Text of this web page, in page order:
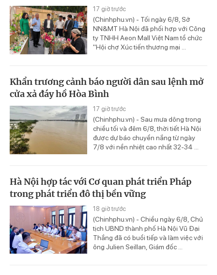
17 giờ trước
(Chinhphu.vn) - Tối ngày 6/8, Sở
NN&MT Hà Nội đã phối hợp với Công
ty TNHH Aeon Mall Việt Nam tổ chức
"Hội chợ Xúc tiến thương mại ...
Khẩn trương cảnh báo người dân sau lệnh mở
cửa xả đáy hồ Hòa Bình
17 giờ trước
(Chinhphu.vn) - Sau mưa dông trong
chiều tối và đêm 6/8, thời tiết Hà Nội
được dự báo chuyển nắng từ ngày
7/8 với nền nhiệt cao nhất 32-34 ...
Hà Nội hợp tác với Cơ quan phát triển Pháp
trong phát triển đô thị bền vững
18 giờ trước
(Chinhphu.vn) - Chiều ngày 6/8, Chủ
tịch UBND thành phố Hà Nội Vũ Đại
Thắng đã có buổi tiếp và làm việc với
ông Julien Seillan, Giám đốc ...